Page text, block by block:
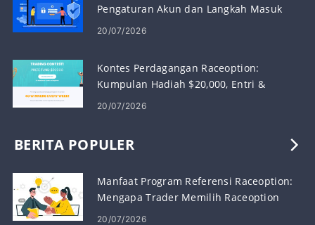
Pengaturan Akun dan Langkah Masuk
20/07/2026
Kontes Perdagangan Raceoption:
Kumpulan Hadiah $20,000, Entri &
Aturan
20/07/2026
BERITA POPULER
Manfaat Program Referensi Raceoption:
Mengapa Trader Memilih Raceoption
20/07/2026